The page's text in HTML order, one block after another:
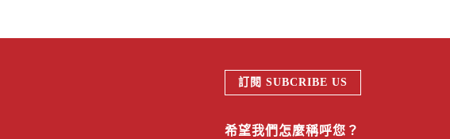
訂閱 SUBCRIBE US
希望我們怎麼稱呼您？